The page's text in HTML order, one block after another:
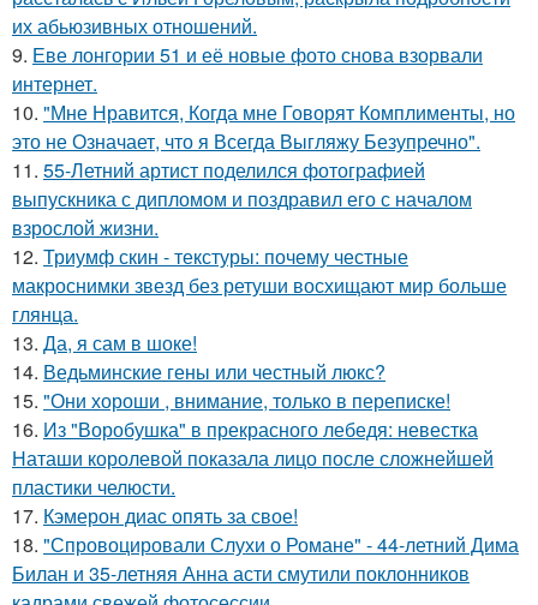
их абьюзивных отношений.
9. Еве лонгории 51 и её новые фото снова взорвали
интернет.
10. "Мне Нравится, Когда мне Говорят Комплименты, но
это не Означает, что я Всегда Выгляжу Безупречно".
11. 55-Летний артист поделился фотографией
выпускника с дипломом и поздравил его с началом
взрослой жизни.
12. Триумф скин - текстуры: почему честные
макроснимки звезд без ретуши восхищают мир больше
глянца.
13. Да, я сам в шоке!
14. Ведьминские гены или честный люкс?
15. "Они хороши , внимание, только в переписке!
16. Из "Воробушка" в прекрасного лебедя: невестка
Наташи королевой показала лицо после сложнейшей
пластики челюсти.
17. Кэмерон диас опять за свое!
18. "Спровоцировали Слухи о Романе" - 44-летний Дима
Билан и 35-летняя Анна асти смутили поклонников